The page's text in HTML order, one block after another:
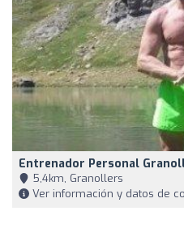
Entrenador Personal
5,4km, Granollers
Ver información y datos de